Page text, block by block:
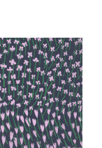
TEA TIME ホワイ
20枚入り